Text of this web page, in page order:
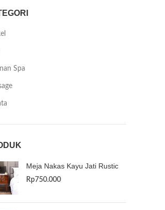
Spa
Meja Nakas Kayu Jati Rustic
Rp750.000